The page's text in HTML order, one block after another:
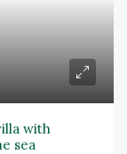
with
sea